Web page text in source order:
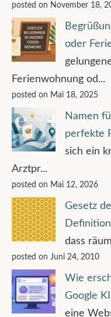
posted on November 18,
oder
Ferienwohnung od...
posted on Mai 18, 2025
Namen
perfekte
sich ein
Arztpr...
posted on Mai 12, 2026
Gesetz
Definition
dass
posted on Juni 24, 2010
Wie
Google
eine